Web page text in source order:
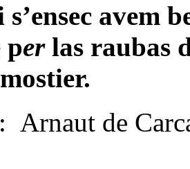
s’ensec avem
perlas raubas
Arnaut de